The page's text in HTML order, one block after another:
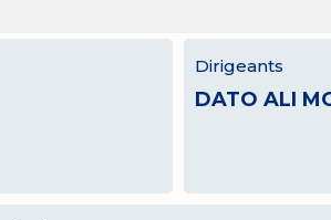
Dirigeants
DATO ALI